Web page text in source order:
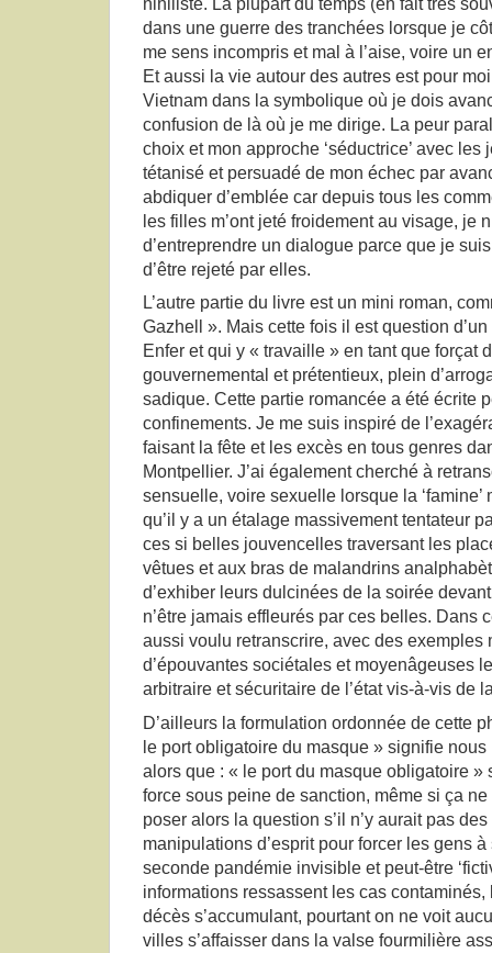
dans une guerre des tranchées lorsque je
me sens incompris et mal à l’aise, voire un
Et aussi la vie autour des autres est pour
Vietnam dans la symbolique où je dois
confusion de là où je me dirige. La peur
choix et mon approche ‘séductrice’ avec les
tétanisé et persuadé de mon échec par
abdiquer d’emblée car depuis tous les
les filles m’ont jeté froidement au visage, je
d’entreprendre un dialogue parce que je
d’être rejeté par elles.
L’autre partie du livre est un mini roman,
Gazhell ». Mais cette fois il est question
Enfer et qui y « travaille » en tant que forçat
gouvernemental et prétentieux, plein
sadique. Cette partie romancée a été écrite
confinements. Je me suis inspiré de
faisant la fête et les excès en tous genres
Montpellier. J’ai également cherché à
sensuelle, voire sexuelle lorsque la
qu’il y a un étalage massivement tentateur
ces si belles jouvencelles traversant les
vêtues et aux bras de malandrins
d’exhiber leurs dulcinées de la soirée
n’être jamais effleurés par ces belles. Dans
aussi voulu retranscrire, avec des exemples
d’épouvantes sociétales et moyenâgeuses
arbitraire et sécuritaire de l’état vis-à-vis de
D’ailleurs la formulation ordonnée de cette
le port obligatoire du masque » signifie nous
alors que : « le port du masque obligatoire »
force sous peine de sanction, même si ça
poser alors la question s’il n’y aurait pas
manipulations d’esprit pour forcer les gens
seconde pandémie invisible et peut-être
informations ressassent les cas
décès s’accumulant, pourtant on ne voit
villes s’affaisser dans la valse fourmilière